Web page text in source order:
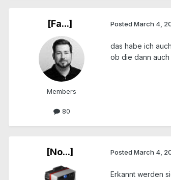
[Fa...]
Members
80
Posted March 4,
das habe ich
ob die dann
[No...] Posted March 4,
Erkannt werden